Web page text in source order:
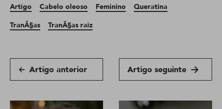
Artigo Cabelo oleoso Feminino
Queratina
TranÃ§as
TranÃ§as raiz
Artigo anterior Artigo seguinte